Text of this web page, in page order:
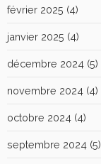
février 2025 (4)
janvier 2025 (4)
décembre 2024 (5)
novembre 2024 (4)
octobre 2024 (4)
septembre 2024 (5)